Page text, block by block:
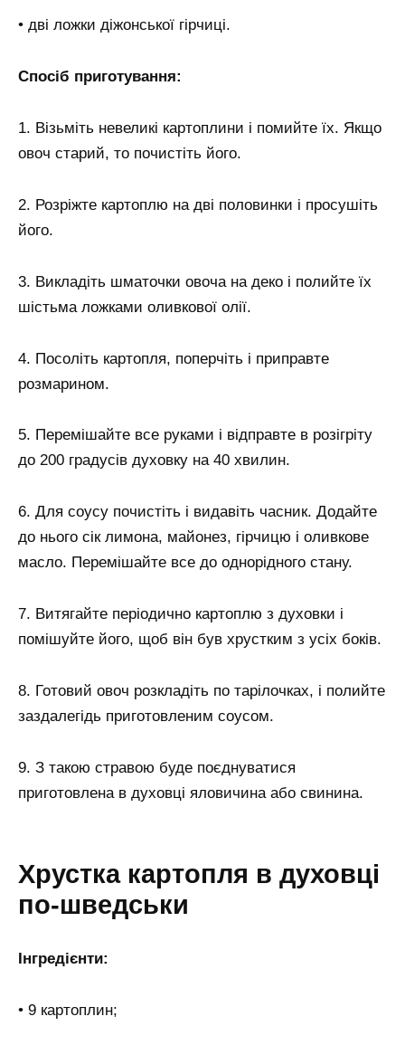
• дві ложки діжонської гірчиці.
Спосіб приготування:
1. Візьміть невеликі картоплини і помийте їх. Якщо
овоч старий, то почистіть його.
2. Розріжте картоплю на дві половинки і просушіть
його.
3. Викладіть шматочки овоча на деко і полийте їх
шістьма ложками оливкової олії.
4. Посоліть картопля, поперчіть і приправте
розмарином.
5. Перемішайте все руками і відправте в розігріту
до 200 градусів духовку на 40 хвилин.
6. Для соусу почистіть і видавіть часник. Додайте
до нього сік лимона, майонез, гірчицю і оливкове
масло. Перемішайте все до однорідного стану.
7. Витягайте періодично картоплю з духовки і
помішуйте його, щоб він був хрустким з усіх боків.
8. Готовий овоч розкладіть по тарілочках, і полийте
заздалегідь приготовленим соусом.
9. З такою стравою буде поєднуватися
приготовлена в духовці яловичина або свинина.
Хрустка картопля в духовці
по-шведськи
Інгредієнти:
• 9 картоплин;